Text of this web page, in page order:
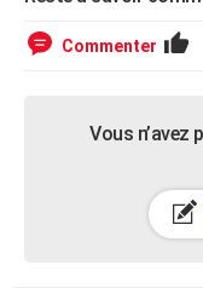
Commenter
Vous n’avez